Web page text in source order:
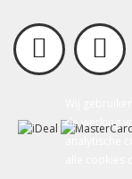
de werking